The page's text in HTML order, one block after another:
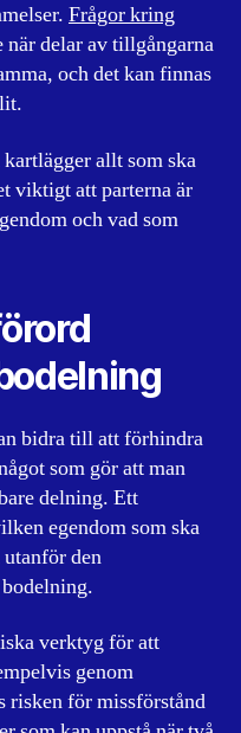
Frågor kring
delar av tillgångarna
och det kan finnas
allt som ska
viktigt att parterna är
och vad som
bidra till att förhindra
som gör att man
delning. Ett
egendom som ska
den
verktyg för att
genom
risken för missförstånd